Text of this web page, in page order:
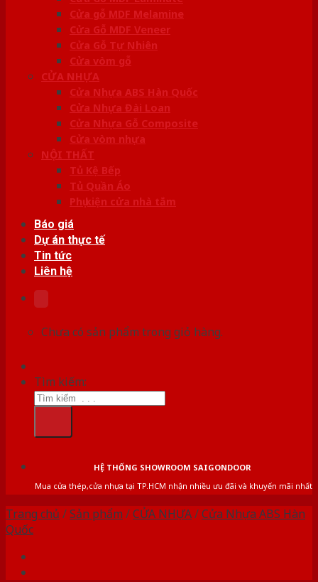
Cửa gỗ MDF Melamine
Cửa Gỗ MDF Veneer
Cửa Gỗ Tự Nhiên
Cửa vòm gỗ
CỬA NHỰA
Cửa Nhựa ABS Hàn Quốc
Cửa Nhựa Đài Loan
Cửa Nhựa Gỗ Composite
Cửa vòm nhựa
NỘI THẤT
Tủ Kệ Bếp
Tủ Quần Áo
Phụ kiện cửa nhà tắm
Báo giá
Dự án thực tế
Tin tức
Liên hệ
Chưa có sản phẩm trong giỏ hàng.
Tìm kiếm:
HỆ THỐNG SHOWROOM SAIGONDOOR
Mua cửa thép,cửa nhựa tại TP.HCM nhận nhiều ưu đãi và khuyến mãi nhất
Trang chủ /Sản phẩm /CỬA NHỰA/Cửa Nhựa ABS Hàn
Quốc